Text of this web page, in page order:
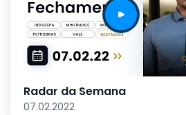
Radar da Semana
07.02.2022